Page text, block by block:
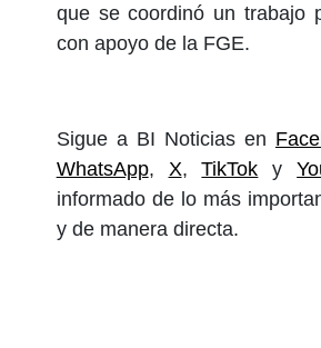
que se coordinó un trabajo
con apoyo de la FGE.
Sigue a BI Noticias en
WhatsApp, X,TikTok y
informado de lo más
y de manera directa.